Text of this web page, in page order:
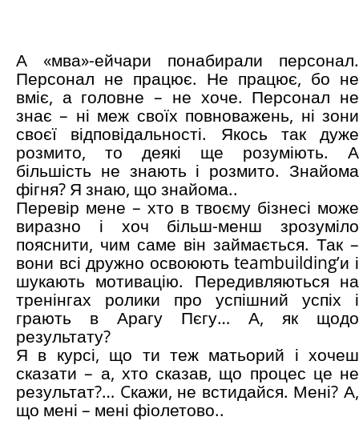
А «мва»-ейчари понабирали персонал.
Персонал не працює. Не працює, бо не
вміє, а головне – не хоче. Персонал не
знає – ні меж своїх повноважень, ні зони
своєї відповідальності. Якось так дуже
розмито, то деякі ще розуміють. А
більшість не знають і розмито. Знайома
фігня? Я знаю, що знайома..
Перевір мене – хто в твоєму бізнесі може
виразно і хоч більш-менш зрозуміло
пояснити, чим саме він займається. Так –
вони всі дружно освоюють teambuilding’и і
шукають мотивацію. Передивляються на
тренінгах ролики про успішний успіх і
грають в Арагу Пєгу… А, як щодо
результату?
Я в курсі, що ти теж матьорий і хочеш
сказати – а, хто сказав, що процес це не
результат?… Cкажи, не встидайся. Мені? А,
що мені – мені фіолетово..